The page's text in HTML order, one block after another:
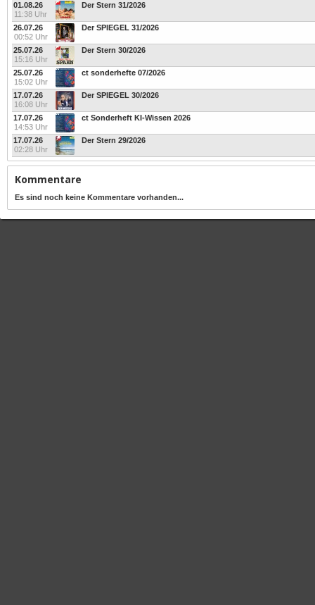
01.08.26
11:38 Uhr
Der Stern 31/2026
26.07.26
00:52 Uhr
Der SPIEGEL 31/2026
25.07.26
15:16 Uhr
Der Stern 30/2026
25.07.26
15:02 Uhr
ct sonderhefte 07/2026
17.07.26
16:08 Uhr
Der SPIEGEL 30/2026
17.07.26
14:53 Uhr
ct Sonderheft KI-Wissen 2026
17.07.26
02:28 Uhr
Der Stern 29/2026
Kommentare
Es sind noch keine Kommentare vorhanden...